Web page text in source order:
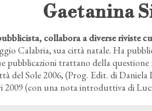
Gaetanina
collabora a diverse riviste
Calabria, sua città natale. Ha
pubblicazioni trattano della questione
del Sole 2006, (Prog. Edit. di Daniela
(con una nota introduttiva di